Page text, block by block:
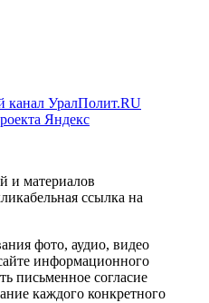
УралПолит.RU
Яндекс
и материалов
ссылка на
фото, аудио, видео
информационного
письменное согласие
каждого конкретного